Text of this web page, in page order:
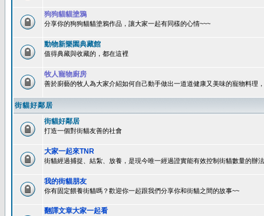
狗狗貓貓塗鴉
分享你的狗狗貓貓塗鴉作品，讓大家一起有同樣的心情~~~
動物新樂園典藏館
值得典藏與收藏的，都在這裡
牧人寵物廚房
善於廚藝的牧人為大家介紹如何自己動手做出一道道健康又美味的寵物料理
街貓好鄰居
街貓好鄰居
打造一個對街貓友善的社會
大家一起來TNR
街貓經過捕捉、結紮、放養，是現今唯一經過證實能有效控制街貓數量的辦
我的街貓朋友
你有固定餵養街貓嗎？歡迎你一起跟我們分享你和街貓之間的故事~~
翻譯文章大家一起看